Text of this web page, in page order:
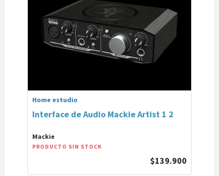
Home estudio
Interface de Audio Mackie Artist 1 2
Mackie
PRODUCTO SIN STOCK
$139.900